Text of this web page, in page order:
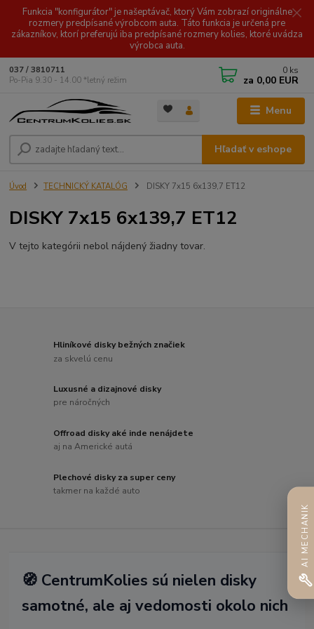
Funkcia "konfigurátor" je našeptávač, ktorý Vám zobrazí originálne
rozmery predpísané výrobcom auta. Táto funkcia je určená pre
zákazníkov, ktorí preferujú iba predpísané rozmery kolies, ktoré uvádza
výrobca auta.
Menu
Hľadať v eshope
037 / 3810711
Po-Pia 9.30 - 14.00 *letný režim
0 ks
za 0,00 EUR
Úvod TECHNICKÝ KATALÓG DISKY 7x15 6x139,7 ET12
DISKY 7x15 6x139,7 ET12
V tejto kategórii nebol nájdený žiadny tovar.
Hliníkové disky bežných značiek
za skvelú cenu
Luxusné a dizajnové disky
pre náročných
Offroad disky aké inde nenájdete
aj na Americké autá
Plechové disky za super ceny
takmer na každé auto
🧭 CentrumKolies sú nielen disky
samotné, ale aj vedomosti okolo nich
AI MECHANIK